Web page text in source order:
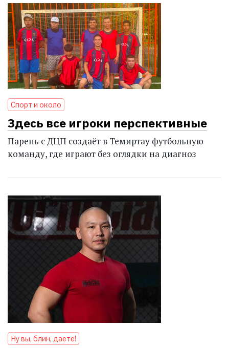
Спорт и около
Здесь все игроки перспективные
Парень с ДЦП создаёт в Темиртау футбольную
команду, где играют без оглядки на диагноз
Ну вы, блин, даете!